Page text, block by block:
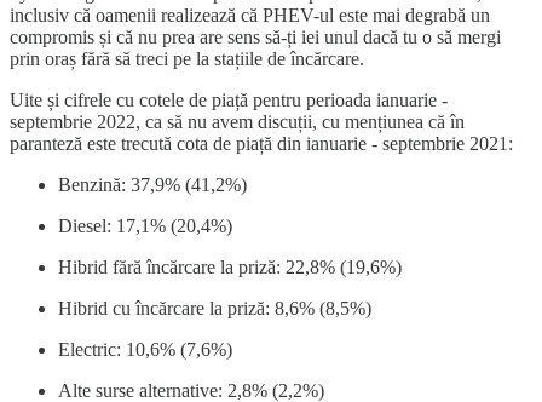
inclusiv că oamenii realizează că PHEV-ul este mai degrabă un
compromis și că nu prea are sens să-ți iei unul dacă tu o să mergi
prin oraș fără să treci pe la stațiile de încărcare.
Uite și cifrele cu cotele de piață pentru perioada ianuarie -
septembrie 2022, ca să nu avem discuții, cu mențiunea că în
paranteză este trecută cota de piață din ianuarie - septembrie 2021:
Benzină: 37,9% (41,2%)
Diesel: 17,1% (20,4%)
Hibrid fără încărcare la priză: 22,8% (19,6%)
Hibrid cu încărcare la priză: 8,6% (8,5%)
Electric: 10,6% (7,6%)
Alte surse alternative: 2,8% (2,2%)